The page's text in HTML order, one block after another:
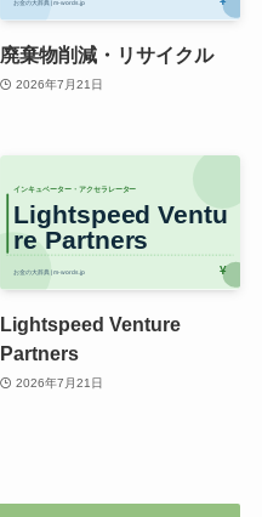
廃棄物削減・リサイクル
2026年7月21日
Lightspeed Venture
Partners
2026年7月21日